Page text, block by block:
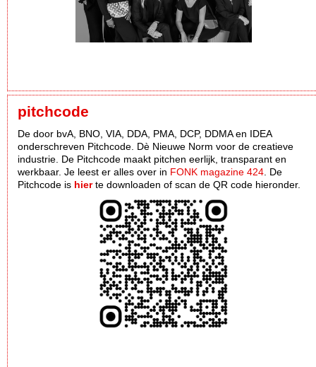
pitchcode
De door bvA, BNO, VIA, DDA, PMA, DCP, DDMA en IDEA
onderschreven Pitchcode. Dè Nieuwe Norm voor de creatieve
industrie. De Pitchcode maakt pitchen eerlijk, transparant en
werkbaar. Je leest er alles over in FONK magazine 424 . De
Pitchcode is hierte downloaden of scan de QR code hieronder.